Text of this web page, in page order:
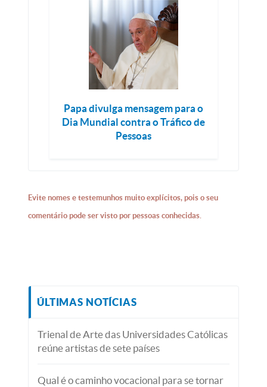
Papa divulga mensagem para o
Dia Mundial contra o Tráfico de
Pessoas
Evite nomes e testemunhos muito explícitos, pois o seu
comentário pode ser visto por pessoas conhecidas.
ÚLTIMAS NOTÍCIAS
Trienal de Arte das Universidades Católicas
reúne artistas de sete países
Qual é o caminho vocacional para se tornar